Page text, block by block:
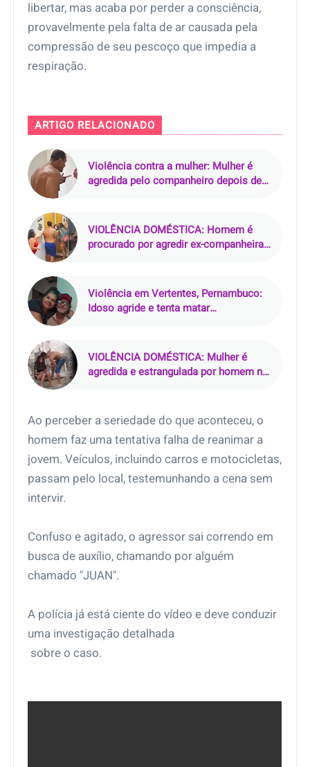
libertar, mas acaba por perder a consciência,
provavelmente pela falta de ar causada pela
compressão de seu pescoço que impedia a
respiração.
ARTIGO RELACIONADO
Violência contra a mulher: Mulher é
agredida pelo companheiro depois de
VIOLÊNCIA DOMÉSTICA: Homem é
procurado por agredir ex-companheira
Violência em Vertentes, Pernambuco:
Idoso agride e tenta matar
VIOLÊNCIA DOMÉSTICA: Mulher é
agredida e estrangulada por homem no
Ao perceber a seriedade do que aconteceu, o
homem faz uma tentativa falha de reanimar a
jovem. Veículos, incluindo carros e motocicletas,
passam pelo local, testemunhando a cena sem
intervir.
Confuso e agitado, o agressor sai correndo em
busca de auxílio, chamando por alguém
chamado "JUAN".
A polícia já está ciente do vídeo e deve conduzir
uma investigação detalhada
sobre o caso.